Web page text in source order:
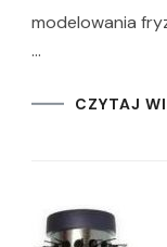
modelowania
…
CZYTAJ